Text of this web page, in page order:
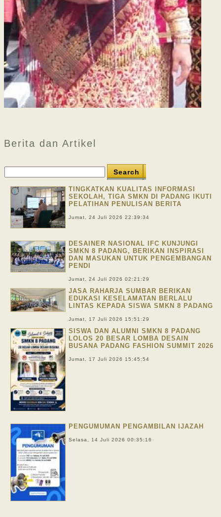
Berita dan Artikel
TINGKATKAN KUALITAS INFORMASI
SEKOLAH, TIGA SMKN DI PADANG IKUTI
PELATIHAN PENULISAN BERITA
Jumat, 24 Juli 2026 22:39:34
DESAINER NASIONAL IFC KUNJUNGI
SMKN 8 PADANG, BERIKAN INSPIRASI
DAN MASUKAN UNTUK PENGEMBANGAN
PENDI
Jumat, 24 Juli 2026 02:21:29
JASA RAHARJA SUMBAR BERIKAN
EDUKASI KESELAMATAN BERLALU
LINTAS KEPADA SISWA SMKN 8 PADANG
Jumat, 17 Juli 2026 15:51:29
SISWA DAN ALUMNI SMKN 8 PADANG
LOLOS 20 BESAR LOMBA DESAIN
BUSANA PADANG FASHION SUMMIT 2026
Jumat, 17 Juli 2026 15:45:54
PENGUMUMAN PENGAMBILAN IJAZAH
Selasa, 14 Juli 2026 00:35:16